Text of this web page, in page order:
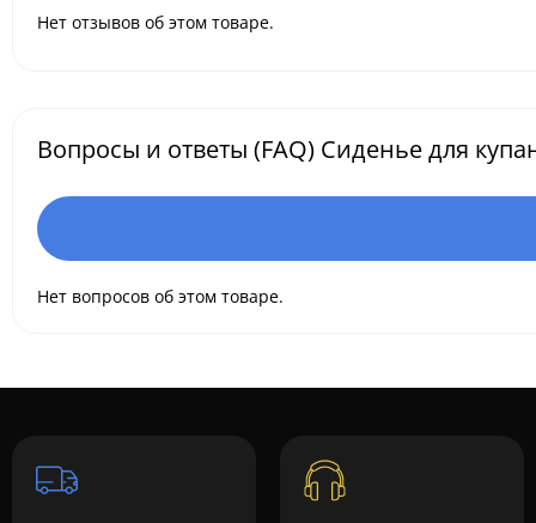
Нет отзывов об этом товаре.
Вопросы и ответы (FAQ) Сиденье для
Нет вопросов об этом товаре.